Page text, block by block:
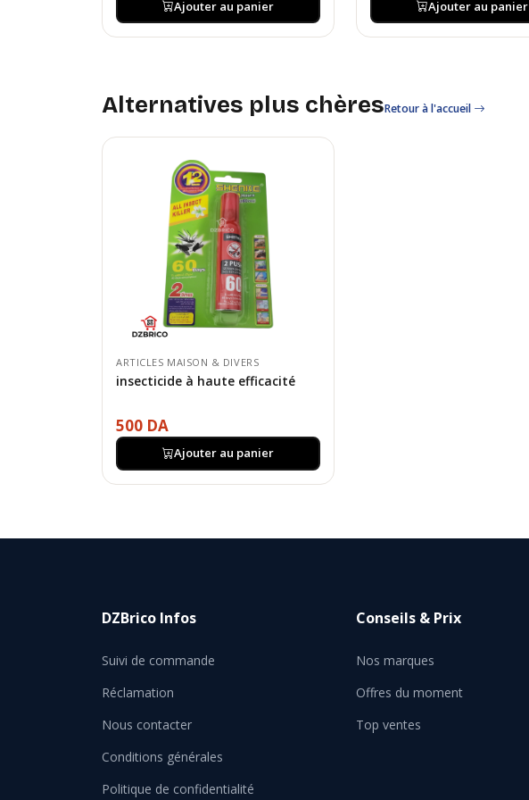
Ajouter au panier Ajouter au panier
Alternatives plus chèresRetour à l'accueil
ARTICLES MAISON & DIVERS
insecticide à haute efficacité
500 DA
Ajouter au panier
DZBrico Infos
Suivi de commande
Réclamation
Nous contacter
Conditions générales
Politique de confidentialité
Conseils & Prix
Nos marques
Offres du moment
Top ventes